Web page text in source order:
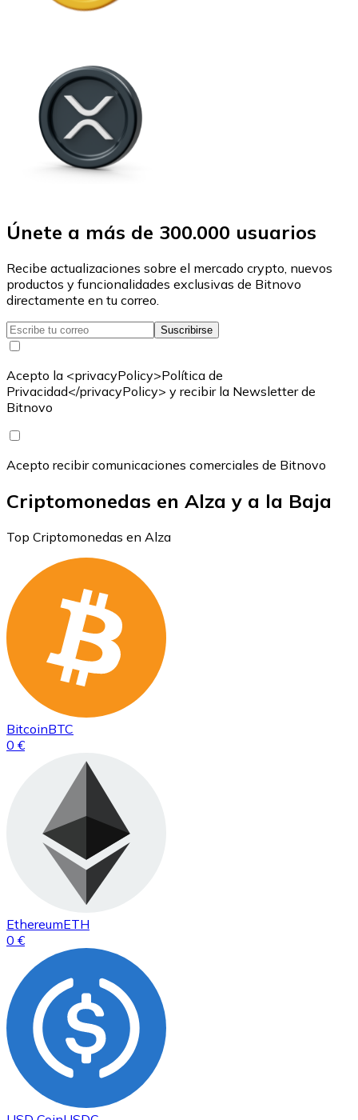
Únete a más de 300.000 usuarios
Recibe actualizaciones sobre el mercado crypto, nuevos
productos y funcionalidades exclusivas de Bitnovo
directamente en tu correo.
Suscribirse
Acepto la <privacyPolicy>Política de
Privacidad</privacyPolicy> y recibir la Newsletter de
Bitnovo
Acepto recibir comunicaciones comerciales de Bitnovo
Criptomonedas en Alza y a la Baja
Top Criptomonedas en Alza
BitcoinBTC
0 €
EthereumETH
0 €